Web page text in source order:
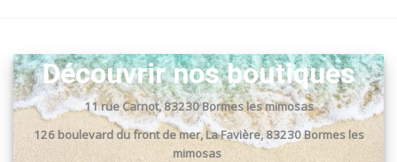
Découvrir nos boutiques
11 rue Carnot, 83230 Bormes les mimosas
126 boulevard du front de mer, La Favière, 83230 Bormes les
mimosas